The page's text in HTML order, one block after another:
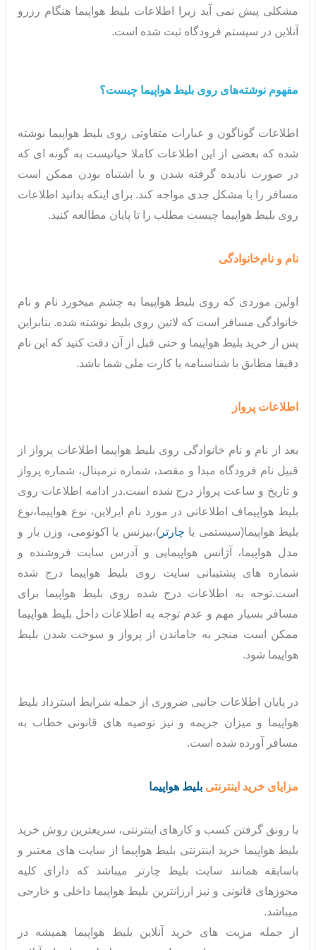
مشکلی پیش نمی آید زیرا اطلاعات بلیط هواپیما هنگام رزرو
آنلاین در سیستم فرودگاه ثبت شده است.
مفهوم نوشته‌های روی بلیط هواپیما چیست؟
اطلاعات گوناگون و عبارات متفاوتی روی بلیط هواپیما نوشته
شده که بعضی از این اطلاعات کاملا حیاتیست به گونه ای که
در صورت نادیده گرفته شدن و یا اشتباه بودن ممکن است
مسافر را با مشکل جدی مواجه کند. برای اینکه بدانید اطلاعات
روی بلیط هواپیما چیست مطلب را تا پایان مطالعه کنید.
نام و نام‌خانوادگی
اولین موردی که روی بلیط هواپیما به چشم میخورد نام و نام
خانوادگی مسافر است که لاتین روی بلیط نوشته شده. بنابراین
پس از خرید بلیط هواپیما و حتی قبل از آن دقت کنید که این نام
دقیقا مطابق با شناسنامه یا کارت ملی شما باشد.
اطلاعات پرواز
بعد از نام و نام خانوادگی روی بلیط هواپیما اطلاعات پرواز از
قبیل نام فرودگاه مبدا و مقصد، شماره ترمینال، شماره پرواز
و تاریخ و ساعت پرواز درج شده است.در ادامه اطلاعات روی
بلیط هواپیماف اطلاعاتی در مورد نام ایرلاین، نوع هواپیما،نوع
بلیط هواپیما(سیستمی یا چارتر)،بیزنس یا اکونومی، وزن بار و
مدل هواپیما، آژانس هواپیمایی و آدرس سایت فروشنده و
شماره های پشتیبانی سایت روی بلیط هواپیما درج شده
است.توجه به اطلاعات درج شده روی بلیط هواپیما برای
مسافر بسیار مهم و عدم توجه به اطلاعات داخل بلیط هواپیما
ممکن است منجر به جاماندن از پرواز و سوخت شدن بلیط
هواپیما شود.
در پایان اطلاعات جانبی ضروری از جمله شرایط استرداد بلیط
هواپیما و میزان جریمه و نیز توصیه های قانونی خطاب به
مسافر آورده شده است.
مزایای خرید اینترنتی بلیط هواپیما
با رونق گرفتن کسب و کارهای اینترنتی، سریعترین روش خرید
بلیط هواپیما خرید اینترنتی بلیط هواپیما از سایت های معتبر و
باسابقه همانند سایت بلیط چارتر میباشد که دارای کلیه
مجوزهای قانونی و نیز ارزانترین بلیط هواپیما داخلی و خارجی
میباشد.
از جمله مزیت های خرید آنلاین بلیط هواپیما همیشه در